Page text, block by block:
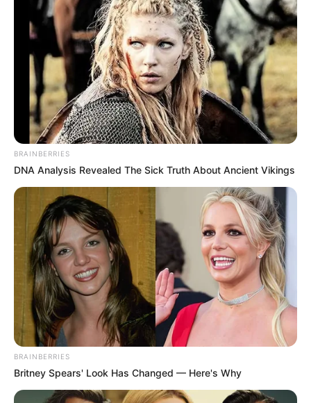
Novo texto da PEC 14. —Foto/Reprodução
Em tramitação no Senado: Conheça o texto completo da PEC
PublicadonoJASB em 09.outubro.2025. Atualizado
maio.2026.
| Segue cópia na íntegra do texto da PEC
14/2021, proposta que estabelecerá uma série de benefícios para
Agentes Comunitários de Saúde e Agentes de Combate às
Endemias de todo o Brasil.
SUBSTITUTIVO À PROPOSTA DE EMENDA À CONSTITUIÇÃO
No 14, DE 2021
BRAINBERRIES
DNA Analysis Revealed The Sick Truth About Ancient Vikings
BRAINBERRIES
Britney Spears' Look Has Changed — Here's Why